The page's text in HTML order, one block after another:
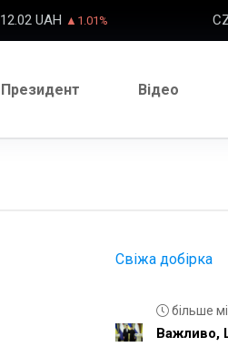
12.02 UAH ▲1.01%
Президент Відео
Свіжа добірка
більше
Важливо,